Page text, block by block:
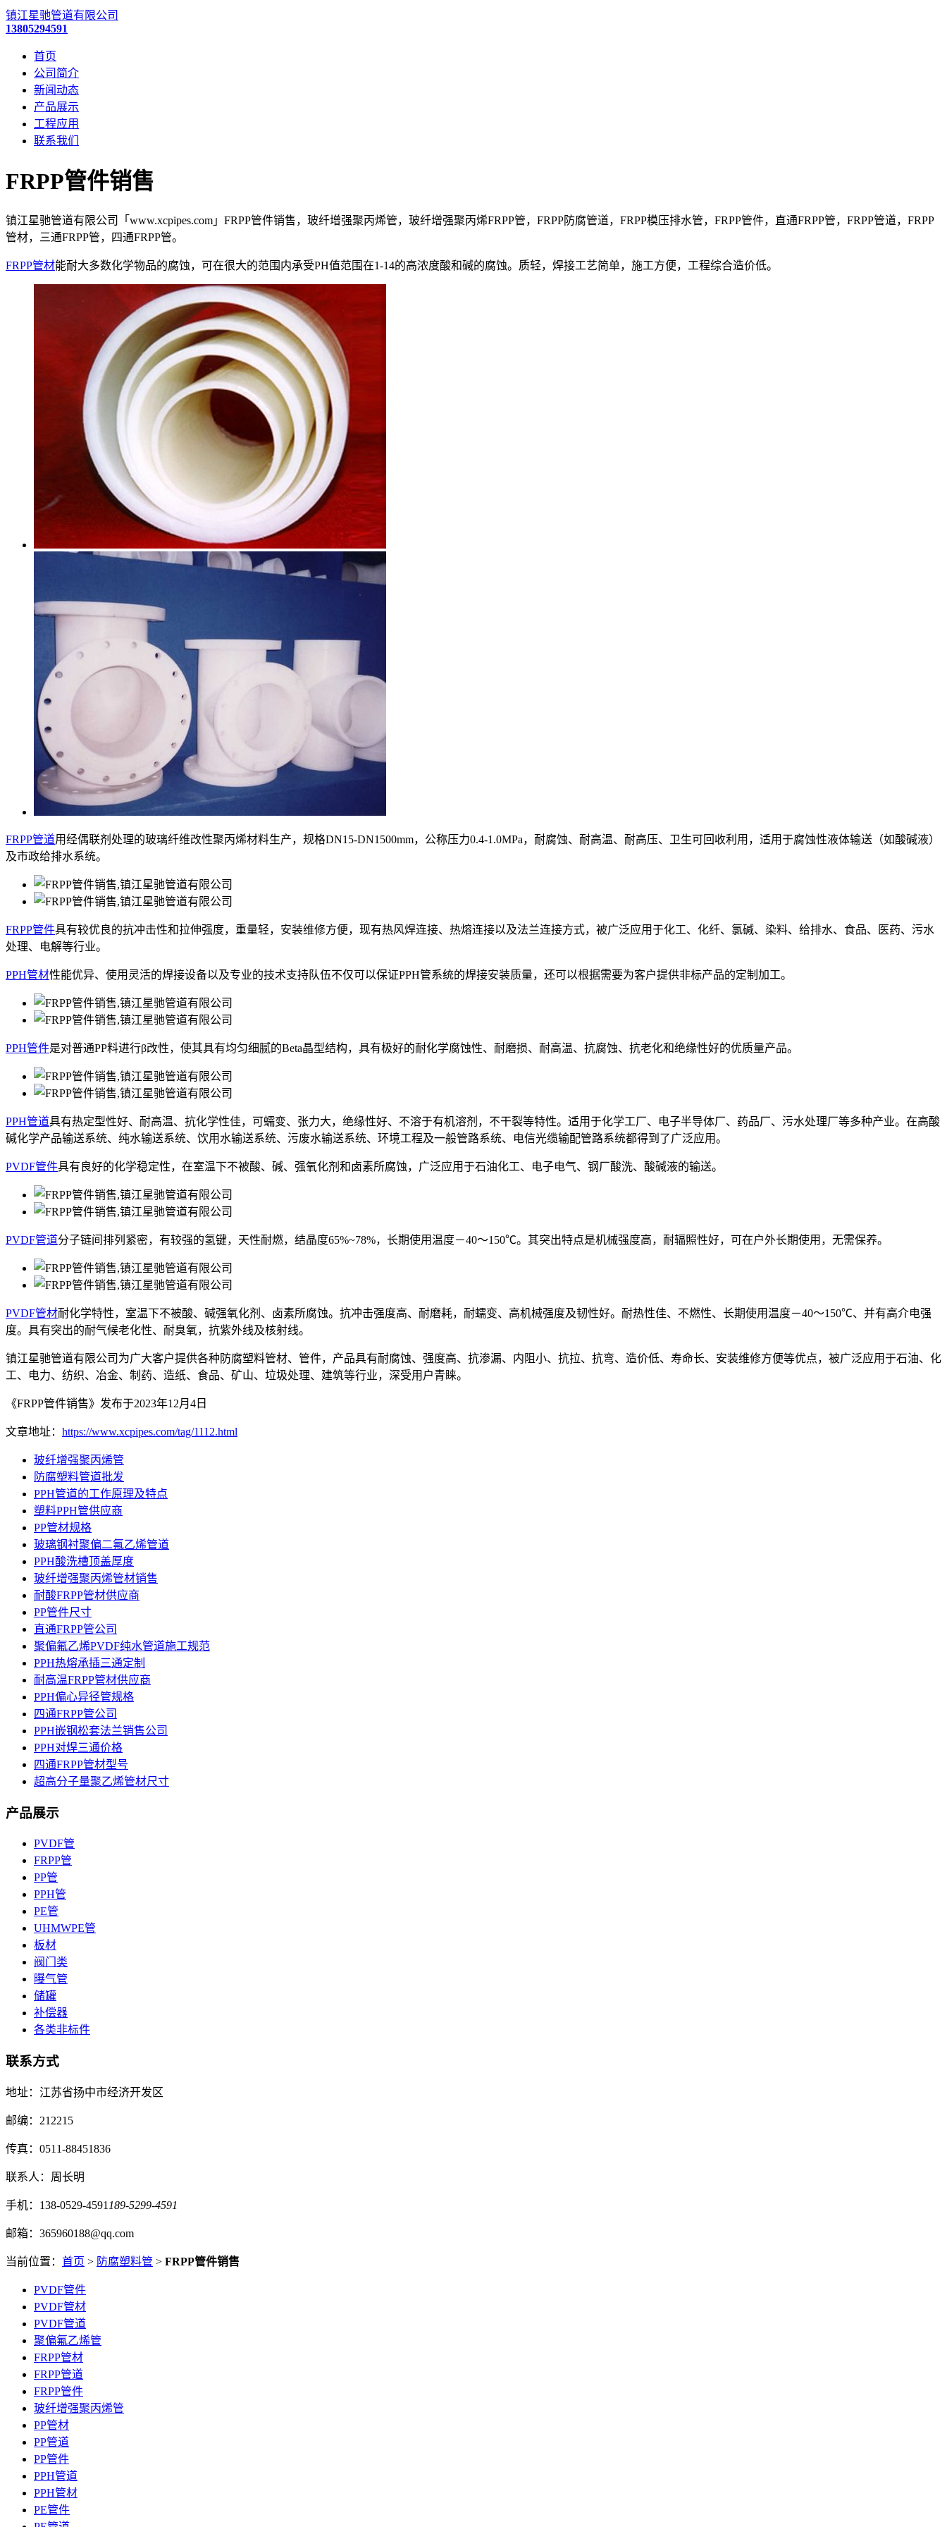
镇江星驰管道有限公司
13805294591
首页
公司简介
新闻动态
产品展示
工程应用
联系我们
FRPP管件销售
镇江星驰管道有限公司「www.xcpipes.com」FRPP管件销售，玻纤增强聚丙烯管，玻纤增强聚丙烯FRPP管，FRPP防腐管道，FRPP模压排水管，FRPP管件，直通FRPP管，FRPP管道，FRPP
管材，三通FRPP管，四通FRPP管。
FRPP管材能耐大多数化学物品的腐蚀，可在很大的范围内承受PH值范围在1-14的高浓度酸和碱的腐蚀。质轻，焊接工艺简单，施工方便，工程综合造价低。
FRPP管道用经偶联剂处理的玻璃纤维改性聚丙烯材料生产，规格DN15-DN1500mm，公称压力0.4-1.0MPa，耐腐蚀、耐高温、耐高压、卫生可回收利用，适用于腐蚀性液体输送（如酸碱液）
及市政给排水系统。
FRPP管件具有较优良的抗冲击性和拉伸强度，重量轻，安装维修方便，现有热风焊连接、热熔连接以及法兰连接方式，被广泛应用于化工、化纤、氯碱、染料、给排水、食品、医药、污水
处理、电解等行业。
PPH管材性能优异、使用灵活的焊接设备以及专业的技术支持队伍不仅可以保证PPH管系统的焊接安装质量，还可以根据需要为客户提供非标产品的定制加工。
PPH管件是对普通PP料进行β改性，使其具有均匀细腻的Beta晶型结构，具有极好的耐化学腐蚀性、耐磨损、耐高温、抗腐蚀、抗老化和绝缘性好的优质量产品。
PPH管道具有热定型性好、耐高温、抗化学性佳，可蠕变、张力大，绝缘性好、不溶于有机溶剂，不干裂等特性。适用于化学工厂、电子半导体厂、药品厂、污水处理厂等多种产业。在高酸
碱化学产品输送系统、纯水输送系统、饮用水输送系统、污废水输送系统、环境工程及一般管路系统、电信光缆输配管路系统都得到了广泛应用。
PVDF管件具有良好的化学稳定性，在室温下不被酸、碱、强氧化剂和卤素所腐蚀，广泛应用于石油化工、电子电气、钢厂酸洗、酸碱液的输送。
PVDF管道分子链间排列紧密，有较强的氢键，天性耐燃，结晶度65%~78%，长期使用温度－40～150℃。其突出特点是机械强度高，耐辐照性好，可在户外长期使用，无需保养。
PVDF管材耐化学特性，室温下不被酸、碱强氧化剂、卤素所腐蚀。抗冲击强度高、耐磨耗，耐蠕变、高机械强度及韧性好。耐热性佳、不燃性、长期使用温度－40～150℃、并有高介电强
度。具有突出的耐气候老化性、耐臭氧，抗紫外线及核射线。
镇江星驰管道有限公司为广大客户提供各种防腐塑料管材、管件，产品具有耐腐蚀、强度高、抗渗漏、内阻小、抗拉、抗弯、造价低、寿命长、安装维修方便等优点，被广泛应用于石油、化
工、电力、纺织、冶金、制药、造纸、食品、矿山、垃圾处理、建筑等行业，深受用户青睐。
《FRPP管件销售》发布于2023年12月4日
文章地址： https://www.xcpipes.com/tag/1112.html
玻纤增强聚丙烯管
防腐塑料管道批发
PPH管道的工作原理及特点
塑料PPH管供应商
PP管材规格
玻璃钢衬聚偏二氟乙烯管道
PPH酸洗槽顶盖厚度
玻纤增强聚丙烯管材销售
耐酸FRPP管材供应商
PP管件尺寸
直通FRPP管公司
聚偏氟乙烯PVDF纯水管道施工规范
PPH热熔承插三通定制
耐高温FRPP管材供应商
PPH偏心异径管规格
四通FRPP管公司
PPH嵌钢松套法兰销售公司
PPH对焊三通价格
四通FRPP管材型号
超高分子量聚乙烯管材尺寸
产品展示
PVDF管
FRPP管
PP管
PPH管
PE管
UHMWPE管
板材
阀门类
曝气管
储罐
补偿器
各类非标件
联系方式
地址：江苏省扬中市经济开发区
邮编：212215
传真：0511-88451836
联系人：周长明
手机：138-0529-4591 189-5299-4591
邮箱：365960188@qq.com
当前位置： 首页 > 防腐塑料管 > FRPP管件销售
PVDF管件
PVDF管材
PVDF管道
聚偏氟乙烯管
FRPP管材
FRPP管道
FRPP管件
玻纤增强聚丙烯管
PP管材
PP管道
PP管件
PPH管道
PPH管材
PE管件